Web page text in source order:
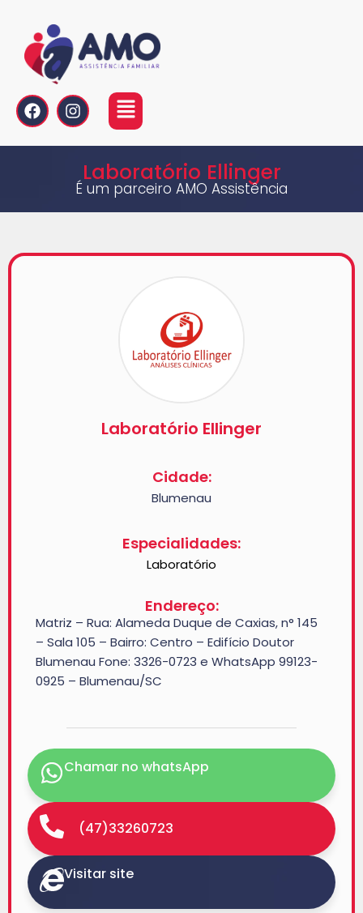
Laboratório Ellinger
É um parceiro AMO Assistência
Laboratório Ellinger
Cidade:
Blumenau
Especialidades:
Laboratório
Endereço:
Matriz – Rua: Alameda Duque de Caxias, n° 145
– Sala 105 – Bairro: Centro – Edifício Doutor
Blumenau Fone: 3326-0723 e WhatsApp 99123-
0925 – Blumenau/SC
Chamar no whatsApp
(47)33260723
Visitar site